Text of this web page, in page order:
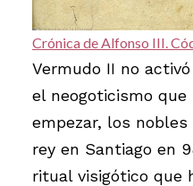
Crónica de Alfonso III.
Vermudo II no
el neogoticismo que
empezar, los
rey en Santiago en
ritual visigótico que